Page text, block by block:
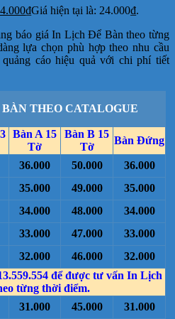
₫Giá hiện tại là: 24.000₫.
báo giá In Lịch Để Bàn theo từng
lựa chọn phù hợp theo nhu cầu
cáo hiệu quả với chi phí tiết
THEO CATALOGUE
Bàn A 15
Tờ
Bàn B 15
Tờ
Bàn Đứng
36.000 50.000
36.000
35.000 49.000
35.000
34.000 48.000
34.000
33.000 47.000
33.000
32.000 46.000
32.000
để được tư vấn In Lịch
từng thời điểm.
31.000 45.000
31.000